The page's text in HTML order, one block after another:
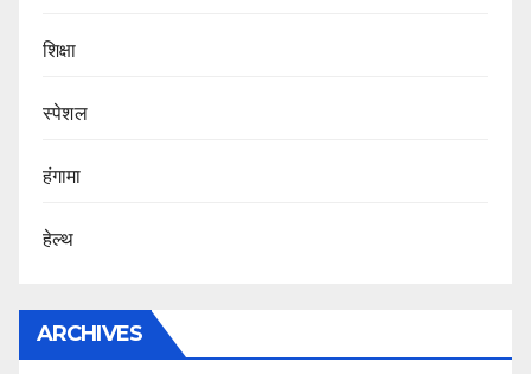
शिक्षा
स्पेशल
हंगामा
हेल्थ
ARCHIVES